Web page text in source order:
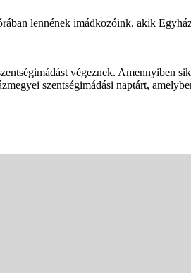
lennének imádkozóink, akik
végeznek. Amennyiben
szentségimádási naptárt,